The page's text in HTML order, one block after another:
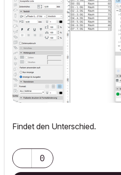
Findet den Unterschied.
0